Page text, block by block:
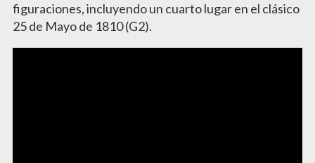
figuraciones, incluyendo un cuarto lugar en el clásico
25 de Mayo de 1810 (G2).